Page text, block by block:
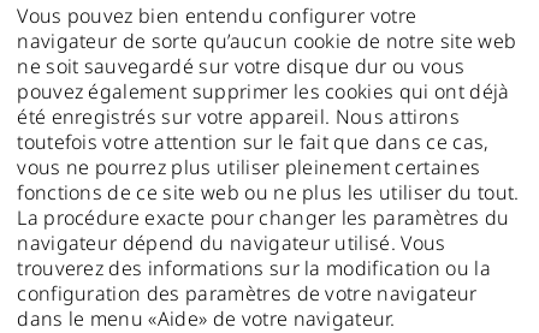
Vous pouvez bien entendu configurer votre
navigateur de sorte qu’aucun cookie de notre site web
ne soit sauvegardé sur votre disque dur ou vous
pouvez également supprimer les cookies qui ont déjà
été enregistrés sur votre appareil. Nous attirons
toutefois votre attention sur le fait que dans ce cas,
vous ne pourrez plus utiliser pleinement certaines
fonctions de ce site web ou ne plus les utiliser du tout.
La procédure exacte pour changer les paramètres du
navigateur dépend du navigateur utilisé. Vous
trouverez des informations sur la modification ou la
configuration des paramètres de votre navigateur
dans le menu «Aide» de votre navigateur.